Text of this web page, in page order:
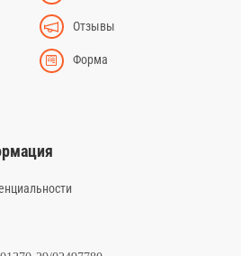
Отзывы
Форма